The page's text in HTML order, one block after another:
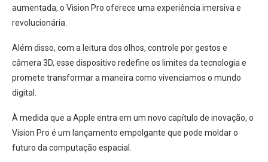
aumentada, o Vision Pro oferece uma experiência imersiva e
revolucionária.
Além disso, com a leitura dos olhos, controle por gestos e
câmera 3D, esse dispositivo redefine os limites da tecnologia e
promete transformar a maneira como vivenciamos o mundo
digital.
À medida que a Apple entra em um novo capítulo de inovação, o
Vision Pro é um lançamento empolgante que pode moldar o
futuro da computação espacial.